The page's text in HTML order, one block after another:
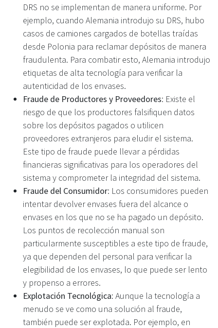
DRS no se implementan de manera uniforme. Por
ejemplo, cuando Alemania introdujo su DRS, hubo
casos de camiones cargados de botellas traídas
desde Polonia para reclamar depósitos de manera
fraudulenta. Para combatir esto, Alemania introdujo
etiquetas de alta tecnología para verificar la
autenticidad de los envases.
Fraude de Productores y Proveedores: Existe el
riesgo de que los productores falsifiquen datos
sobre los depósitos pagados o utilicen
proveedores extranjeros para eludir el sistema.
Este tipo de fraude puede llevar a pérdidas
financieras significativas para los operadores del
sistema y comprometer la integridad del sistema.
Fraude del Consumidor: Los consumidores pueden
intentar devolver envases fuera del alcance o
envases en los que no se ha pagado un depósito.
Los puntos de recolección manual son
particularmente susceptibles a este tipo de fraude,
ya que dependen del personal para verificar la
elegibilidad de los envases, lo que puede ser lento
y propenso a errores.
Explotación Tecnológica: Aunque la tecnología a
menudo se ve como una solución al fraude,
también puede ser explotada. Por ejemplo, en